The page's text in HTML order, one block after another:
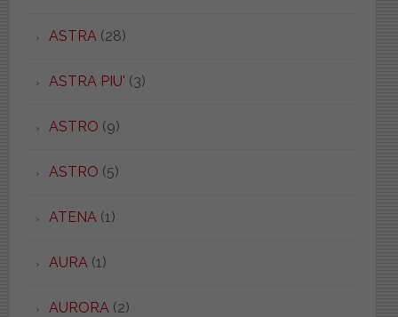
ASTRA (28)
ASTRA PIU' (3)
ASTRO (9)
ASTRO (5)
ATENA (1)
AURA (1)
AURORA (2)